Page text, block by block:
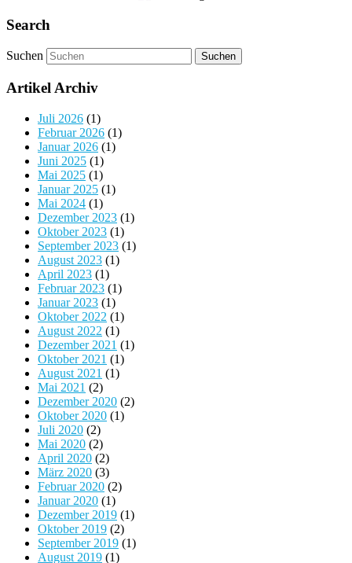
Search
Suchen
Artikel Archiv
Juli 2026 (1)
Februar 2026 (1)
Januar 2026 (1)
Juni 2025 (1)
Mai 2025 (1)
Januar 2025 (1)
Mai 2024 (1)
Dezember 2023 (1)
Oktober 2023 (1)
September 2023 (1)
August 2023 (1)
April 2023 (1)
Februar 2023 (1)
Januar 2023 (1)
Oktober 2022 (1)
August 2022 (1)
Dezember 2021 (1)
Oktober 2021 (1)
August 2021 (1)
Mai 2021 (2)
Dezember 2020 (2)
Oktober 2020 (1)
Juli 2020 (2)
Mai 2020 (2)
April 2020 (2)
März 2020 (3)
Februar 2020 (2)
Januar 2020 (1)
Dezember 2019 (1)
Oktober 2019 (2)
September 2019 (1)
August 2019 (1)